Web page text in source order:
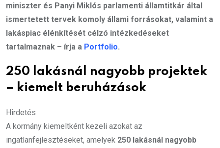
miniszter és Panyi Miklós parlamenti államtitkár által
ismertetett tervek komoly állami forrásokat, valamint a
lakáspiac élénkítését célzó intézkedéseket
tartalmaznak – írja a Portfolio.
250 lakásnál nagyobb projektek
– kiemelt beruházások
Hirdetés
A kormány kiemeltként kezeli azokat az
ingatlanfejlesztéseket, amelyek 250 lakásnál nagyobb